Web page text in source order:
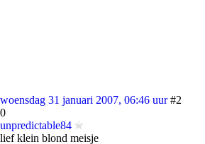
woensdag 31 januari 2007, 06:46 uur #2
0
unpredictable84
lief klein blond meisje